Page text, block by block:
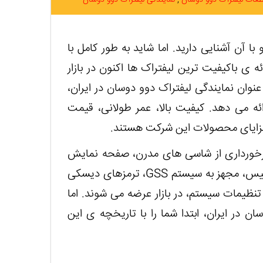
آشنایی دارید. اما شاید به طور کامل با
باکیفیت ترین لیفتراک ها اکنون در بازار
نمایندگی لیفتراک دوو دوسان در ایران،
می دهد. کیفیت بالا، عمر طولانی، قیمت
محصولات این شرکت هستند.
از شاسی های مدرن، صفحه نمایش
پیشرفته ی دستگاه، هدایتگر مقاوم و پیشرفته ی کورتیس، مجهز به سیستم GSS، ترمزهای دیسکی
سیستم، در بازار عرضه می شوند. اما
در ایران، ابتدا شما را با تاریخچه ی این